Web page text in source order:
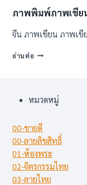
ภาพพิมพ์ภาพเขีย
จีน ภาพเขียน ภาพเขี
อ่านต่อภาพ
ชุด
(61
แบบ)
หมวดหมู่
00-ขายดี
00-ลายลิขสิทธิ์
01-ห้องพระ
02-จิตรกรรมไทย
03-ลายไทย